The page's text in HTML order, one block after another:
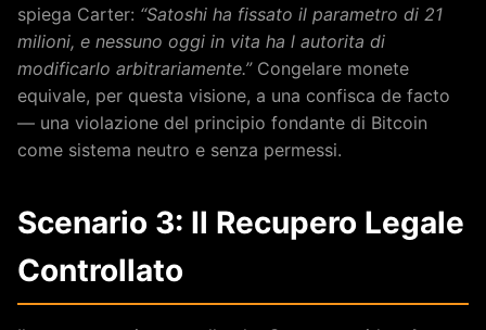
spiega Carter: “Satoshi ha fissato il parametro di 21
milioni, e nessuno oggi in vita ha l autorita di
modificarlo arbitrariamente.”Congelare monete
equivale, per questa visione, a una confisca de facto
— una violazione del principio fondante di Bitcoin
come sistema neutro e senza permessi.
Scenario 3: Il Recupero Legale
Controllato